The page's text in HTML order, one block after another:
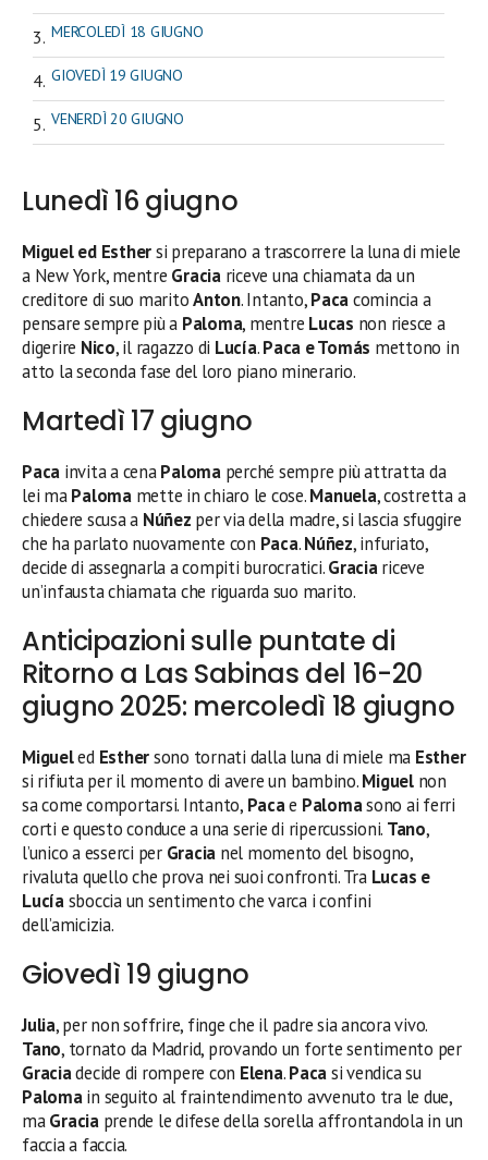
MERCOLEDÌ 18 GIUGNO
GIOVEDÌ 19 GIUGNO
VENERDÌ 20 GIUGNO
Lunedì 16 giugno
Miguel ed Esthersi preparano a trascorrere la luna di miele
a New York, mentre Graciariceve una chiamata da un
creditore di suo maritoAnton. Intanto,Pacacomincia a
pensare sempre più a Paloma, mentre Lucas non riesce a
digerire Nico, il ragazzo di Lucía.Paca e Tomás mettono in
atto la seconda fase del loro piano minerario.
Martedì 17 giugno
Paca invita a cenaPalomaperché sempre più attratta da
lei maPalomamette in chiaro le cose.Manuela, costretta a
chiedere scusa a Núñez per via della madre, si lascia sfuggire
che ha parlato nuovamente con Paca.Núñez, infuriato,
decide di assegnarla a compiti burocratici.Graciariceve
un’infausta chiamata che riguarda suo marito.
Anticipazioni sulle puntate di
Ritorno a Las Sabinas del 16-20
giugno 2025: mercoledì 18 giugno
Migueled Esthersono tornati dalla luna di miele ma Esther
si rifiuta per il momento di avere un bambino.Miguelnon
sa come comportarsi. Intanto, Pacae Palomasono ai ferri
corti e questo conduce a una serie di ripercussioni. Tano,
l’unico a esserci per Gracia nel momento del bisogno,
rivaluta quello che prova nei suoi confronti. Tra Lucas e
Lucíasboccia un sentimento che varca i confini
dell’amicizia.
Giovedì 19 giugno
Julia, per non soffrire, finge che il padre sia ancora vivo.
Tano, tornato da Madrid, provando un forte sentimento per
Graciadecide di rompere con Elena.Pacasi vendica su
Palomain seguito al fraintendimento avvenuto tra le due,
maGraciaprende le difese della sorella affrontandola in un
faccia a faccia.